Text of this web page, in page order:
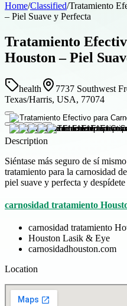
Home/Classified/Tratamiento
– Piel Suave y Perfecta
Tratamiento
Houston – Piel
health
7737 Southwest
Texas/Harris, USA, 77074
Description
Siéntase más seguro de sí
tratamiento para la carnosidad
piel suave y perfecta y
carnosidad tratamiento
carnosidad tratamiento
Houston Lasik & Eye
carnosidadhouston.com
Location